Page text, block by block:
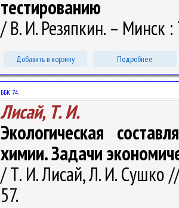
тестированию
/ В. И. Резяпкин. – Минск :
Добавить в корзину Подробнее
ББК 74.
Лисай, Т. И.
Экологическая
химии. Задачи
/ Т. И. Лисай, Л. И. Сушко
57.